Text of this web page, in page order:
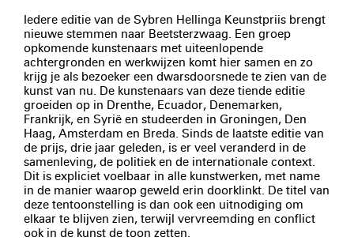
Iedere editie van de Sybren Hellinga Keunstpriis brengt
nieuwe stemmen naar Beetsterzwaag. Een groep
opkomende kunstenaars met uiteenlopende
achtergronden en werkwijzen komt hier samen en zo
krijg je als bezoeker een dwarsdoorsnede te zien van de
kunst van nu. De kunstenaars van deze tiende editie
groeiden op in Drenthe, Ecuador, Denemarken,
Frankrijk, en Syrië en studeerden in Groningen, Den
Haag, Amsterdam en Breda. Sinds de laatste editie van
de prijs, drie jaar geleden, is er veel veranderd in de
samenleving, de politiek en de internationale context.
Dit is expliciet voelbaar in alle kunstwerken, met name
in de manier waarop geweld erin doorklinkt. De titel van
deze tentoonstelling is dan ook een uitnodiging om
elkaar te blijven zien, terwijl vervreemding en conflict
ook in de kunst de toon zetten.